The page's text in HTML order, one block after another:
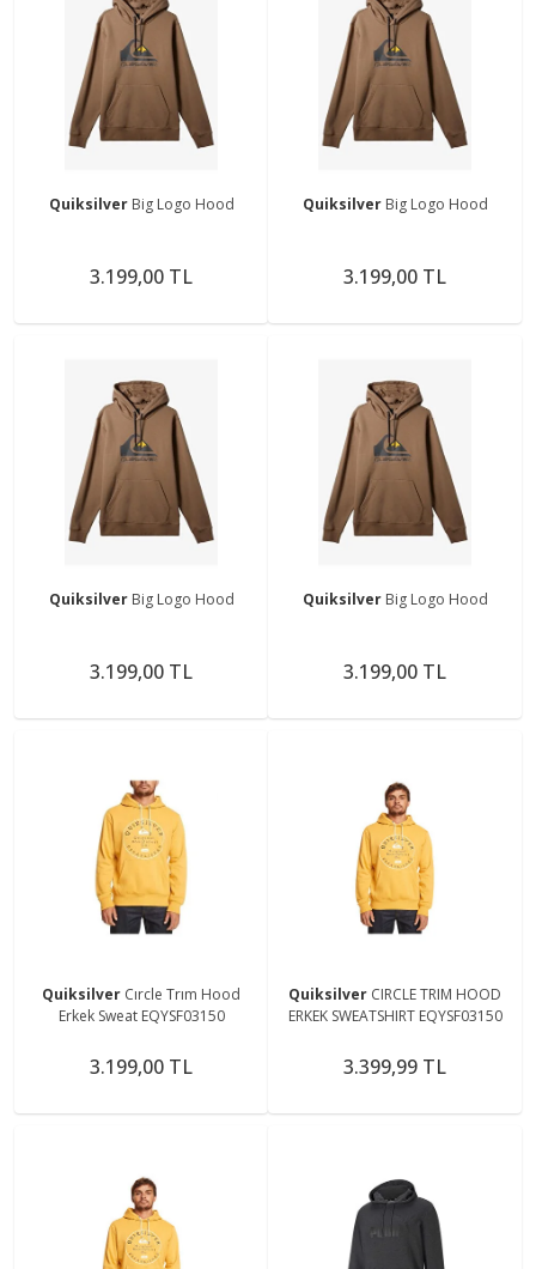
Quiksilver Big Logo Hood
3.199,00 TL
Quiksilver Big Logo Hood
3.199,00 TL
Quiksilver Big Logo Hood
3.199,00 TL
Quiksilver Big Logo Hood
3.199,00 TL
Quiksilver Cırcle Trım Hood
Erkek Sweat EQYSF03150
3.199,00 TL
Quiksilver CIRCLE TRIM HOOD
ERKEK SWEATSHIRT EQYSF03150
3.399,99 TL